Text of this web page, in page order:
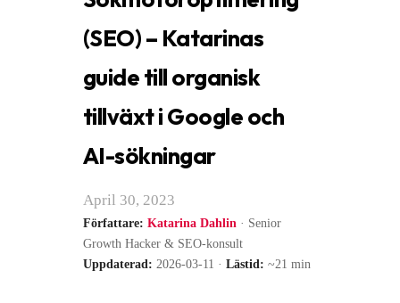
(SEO) – Katarinas
guide till organisk
tillväxt i Google och
AI-sökningar
April 30, 2023
Författare: Katarina Dahlin · Senior
Growth Hacker & SEO-konsult
Uppdaterad: 2026-03-11 · Lästid: ~21 min